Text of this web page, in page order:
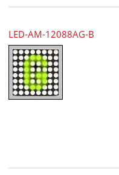
LED-AM-12088AG-B